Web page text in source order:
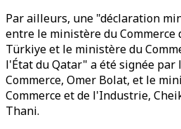
Par ailleurs, une "déclaration
entre le ministère du Commerce
Türkiye et le ministère du
l'État du Qatar" a été signée
Commerce, Omer Bolat, et le
Commerce et de l'Industrie,
Thani.